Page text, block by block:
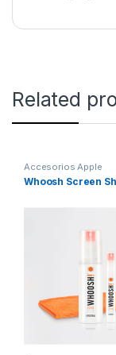
Related
Accesorios Apple
Whoosh Screen